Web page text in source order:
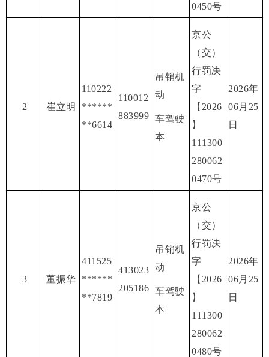
0450号
2 崔立明
110222
******
**6614
110012
883999
吊销机
动
车驾驶
本
京公
（交）
行罚决
字
【2026
】
111300
280062
0470号
2026年
06月25
日
3 董振华
411525
******
**7819
413023
205186
吊销机
动
车驾驶
本
京公
（交）
行罚决
字
【2026
】
111300
280062
0480号
2026年
06月25
日